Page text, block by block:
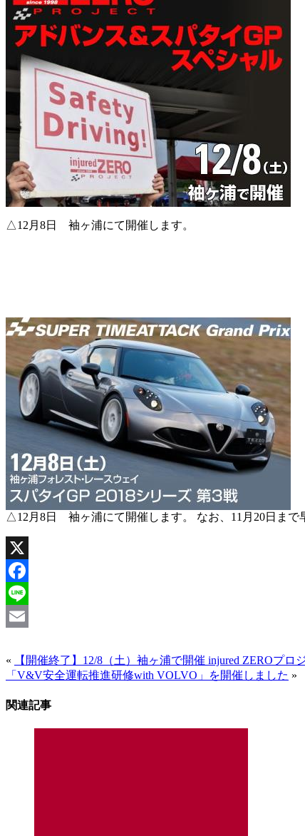
△12月8日 袖ヶ浦にて開催します。
△12月8日 袖ヶ浦にて開催します。 なお、11月20日まで
X
Facebook
Line
«
【開催終了】12/8（土）袖ヶ浦で開催 injured ZEROプ
「V&V安全運転推進研修with VOLVO」を開催しました »
関連記事